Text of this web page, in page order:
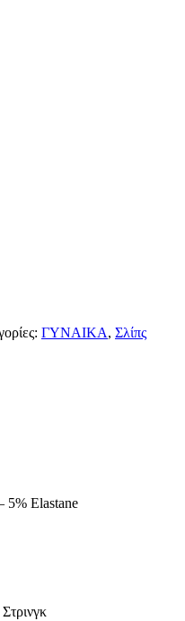
ΓΥΝΑΙΚΑ, Σλίπς
5% Elastane
Στρινγκ